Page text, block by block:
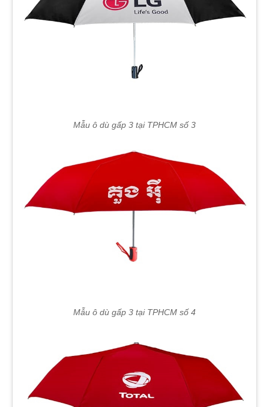
Mẫu ô dù gấp 3 tại TPHCM số 3
Mẫu ô dù gấp 3 tại TPHCM số 4